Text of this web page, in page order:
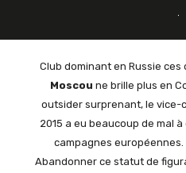
Club dominant en Russie
Moscou ne brille plus en
outsider surprenant, le vice-
2015 a eu beaucoup de mal
campagnes européennes.
Abandonner ce statut de